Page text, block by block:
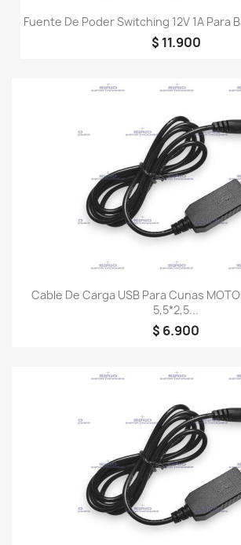
Fuente De Poder Switching 12V 1A Para
$ 11.900
Cable De Carga USB Para Cunas
5,5*2,5...
$ 6.900